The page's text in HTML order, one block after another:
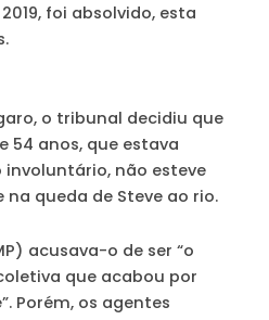
foi absolvido, esta
o tribunal decidiu que
54 anos, que estava
não esteve
queda de Steve ao rio.
acusava-o de ser “o
que acabou por
Porém, os agentes